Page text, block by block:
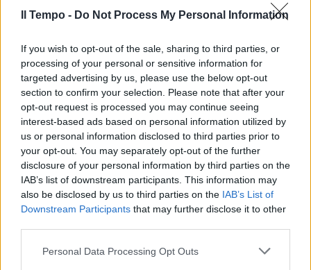
Il Tempo - Do Not Process My Personal Information
If you wish to opt-out of the sale, sharing to third parties, or
processing of your personal or sensitive information for
targeted advertising by us, please use the below opt-out
section to confirm your selection. Please note that after your
opt-out request is processed you may continue seeing
interest-based ads based on personal information utilized by
us or personal information disclosed to third parties prior to
your opt-out. You may separately opt-out of the further
disclosure of your personal information by third parties on the
IAB’s list of downstream participants. This information may
also be disclosed by us to third parties on the IAB’s List of
Downstream Participants that may further disclose it to other
Personal Data Processing Opt Outs